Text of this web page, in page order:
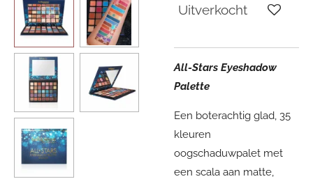
Uitverkocht
All-Stars Eyeshadow
Palette
Een boterachtig glad, 35
kleuren
oogschaduwpalet met
een scala aan matte,